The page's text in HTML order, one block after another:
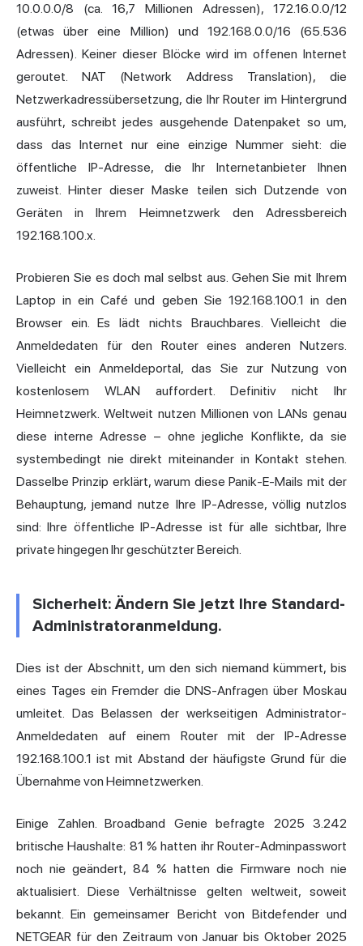
10.0.0.0/8 (ca. 16,7 Millionen Adressen), 172.16.0.0/12
(etwas über eine Million) und 192.168.0.0/16 (65.536
Adressen). Keiner dieser Blöcke wird im offenen Internet
geroutet. NAT (Network Address Translation), die
Netzwerkadressübersetzung, die Ihr Router im Hintergrund
ausführt, schreibt jedes ausgehende Datenpaket so um,
dass das Internet nur eine einzige Nummer sieht: die
öffentliche IP-Adresse, die Ihr Internetanbieter Ihnen
zuweist. Hinter dieser Maske teilen sich Dutzende von
Geräten in Ihrem Heimnetzwerk den Adressbereich
192.168.100.x.
Probieren Sie es doch mal selbst aus. Gehen Sie mit Ihrem
Laptop in ein Café und geben Sie 192.168.100.1 in den
Browser ein. Es lädt nichts Brauchbares. Vielleicht die
Anmeldedaten für den Router eines anderen Nutzers.
Vielleicht ein Anmeldeportal, das Sie zur Nutzung von
kostenlosem WLAN auffordert. Definitiv nicht Ihr
Heimnetzwerk. Weltweit nutzen Millionen von LANs genau
diese interne Adresse – ohne jegliche Konflikte, da sie
systembedingt nie direkt miteinander in Kontakt stehen.
Dasselbe Prinzip erklärt, warum diese Panik-E-Mails mit der
Behauptung, jemand nutze Ihre IP-Adresse, völlig nutzlos
sind: Ihre öffentliche IP-Adresse ist für alle sichtbar, Ihre
private hingegen Ihr geschützter Bereich.
Sicherheit: Ändern Sie jetzt Ihre Standard-
Administratoranmeldung.
Dies ist der Abschnitt, um den sich niemand kümmert, bis
eines Tages ein Fremder die DNS-Anfragen über Moskau
umleitet. Das Belassen der werkseitigen Administrator-
Anmeldedaten auf einem Router mit der IP-Adresse
192.168.100.1 ist mit Abstand der häufigste Grund für die
Übernahme von Heimnetzwerken.
Einige Zahlen. Broadband Genie befragte 2025 3.242
britische Haushalte: 81 % hatten ihr Router-Adminpasswort
noch nie geändert, 84 % hatten die Firmware noch nie
aktualisiert. Diese Verhältnisse gelten weltweit, soweit
bekannt. Ein gemeinsamer Bericht von Bitdefender und
NETGEAR für den Zeitraum von Januar bis Oktober 2025